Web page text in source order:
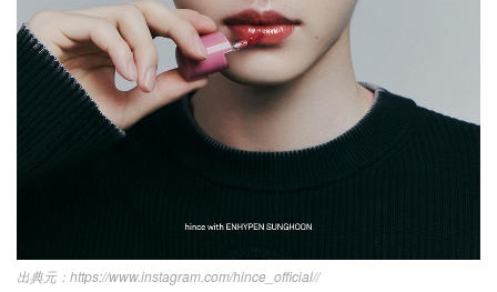
https://www.instagram.com/hince_official//